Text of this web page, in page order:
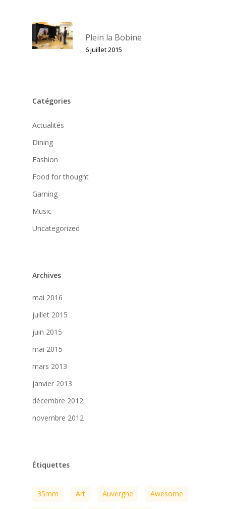
Plein la Bobine
6 juillet 2015
Catégories
Actualités
Dining
Fashion
Food for thought
Gaming
Music
Uncategorized
Archives
mai 2016
juillet 2015
juin 2015
mai 2015
mars 2013
janvier 2013
décembre 2012
novembre 2012
Étiquettes
35mm Art Auvergne Awesome